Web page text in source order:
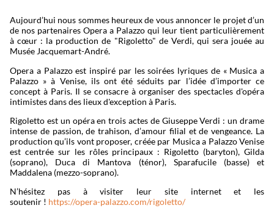
Aujourd’hui nous sommes heureux de vous annoncer le projet d’un
de nos partenaires Opera a Palazzo qui leur tient particulièrement
à cœur : la production de "Rigoletto" de Verdi, qui sera jouée au
Musée Jacquemart-André.
Opera a Palazzo est inspiré par les soirées lyriques de « Musica a
Palazzo » à Venise, ils ont été séduits par l’idée d’importer ce
concept à Paris. Il se consacre à organiser des spectacles d'opéra
intimistes dans des lieux d'exception à Paris.
Rigoletto est un opéra en trois actes de Giuseppe Verdi : un drame
intense de passion, de trahison, d’amour filial et de vengeance. La
production qu’ils vont proposer, créée par Musica a Palazzo Venise
est centrée sur les rôles principaux : Rigoletto (baryton), Gilda
(soprano), Duca di Mantova (ténor), Sparafucile (basse) et
Maddalena (mezzo-soprano).
N’hésitez pas à visiter leur site internet et les
soutenir ! https://opera-palazzo.com/rigoletto/